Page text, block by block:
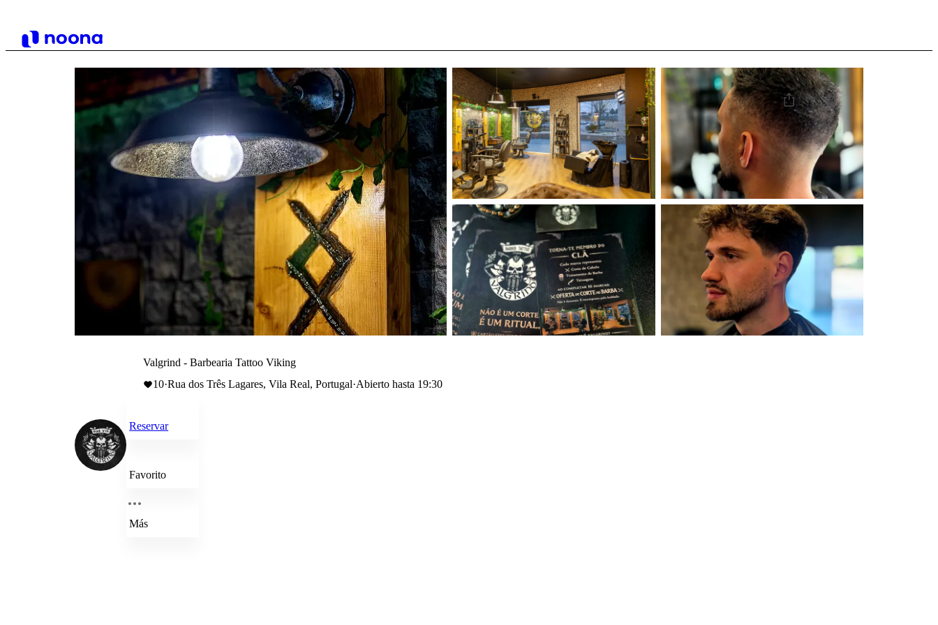
Valgrind - Barbearia Tattoo Viking
10·Rua dos Três Lagares, Vila Real, Portugal·Abierto hasta 19:30
Reservar
Favorito
Más